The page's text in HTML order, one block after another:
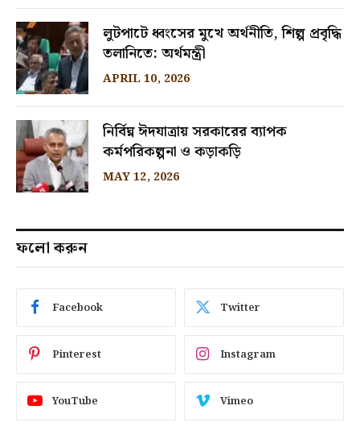
লুটপাটে ধ্বংসের মুখে অর্থনীতি, শিল্প প্রবৃদ্ধি
তলানিতে: অর্থমন্ত্রী
APRIL 10, 2026
নির্বিঘ্ন ঈদযাত্রায় সরকারের ব্যাপক
কর্মপরিকল্পনা ও কড়াকড়ি
MAY 12, 2026
ফলো করুন
Facebook Twitter
Pinterest Instagram
YouTube Vimeo